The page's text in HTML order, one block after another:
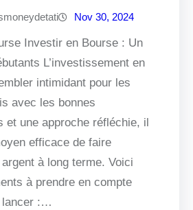
Nov 30, 2024
Investir en Bourse : Un
L’investissement en
intimidant pour les
avec les bonnes
et une approche réfléchie, il
efficace de faire
à long terme. Voici
à prendre en compte
lancer :…